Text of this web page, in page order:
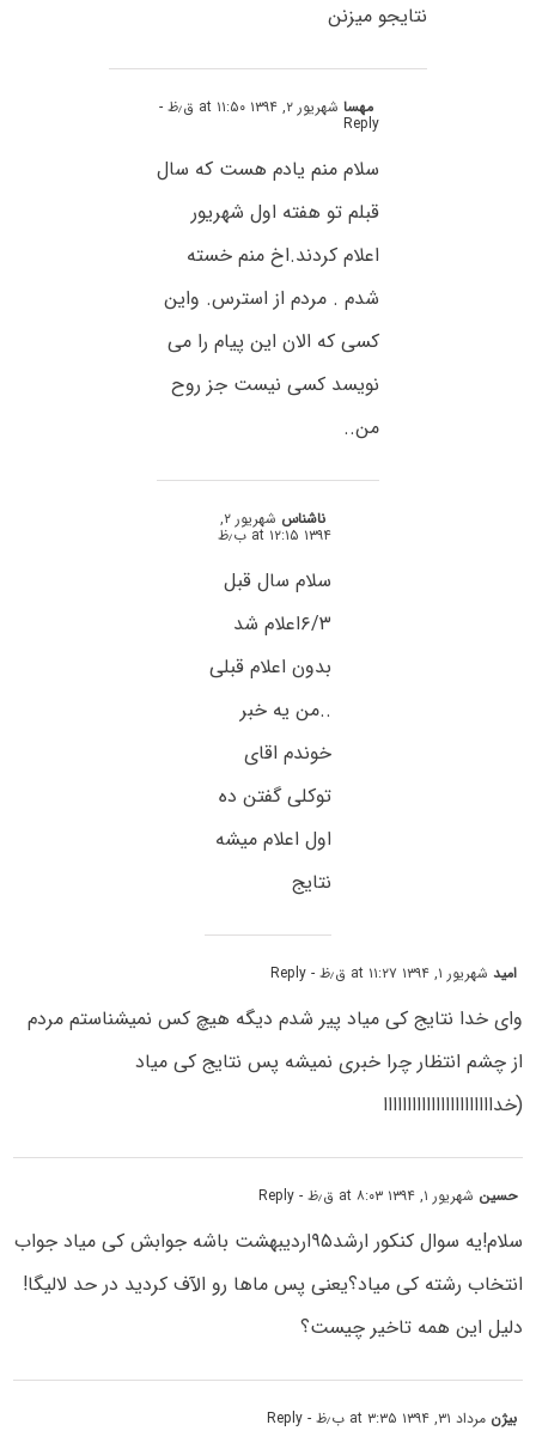
نتایجو میزنن
مهساشهریور ۲, ۱۳۹۴ at ۱۱:۵۰ ق٫ظ -
Reply
سلام منم یادم هست که سال
قبلم تو هفته اول شهریور
اعلام کردند.اخ منم خسته
شدم . مردم از استرس. واین
کسی که الان این پیام را می
نویسد کسی نیست جز روح
من..
ناشناس شهریور ۲,
۱۳۹۴ at ۱۲:۱۵ ب٫ظ
سلام سال قبل
۶/۳اعلام شد
بدون اعلام قبلی
..من یه خبر
خوندم اقای
توکلی گفتن ده
اول اعلام میشه
نتایج
امیدشهریور ۱, ۱۳۹۴ at ۱۱:۲۷ ق٫ظ - Reply
وای خدا نتایج کی میاد پیر شدم دیگه هیچ کس نمیشناستم مردم
از چشم انتظار چرا خبری نمیشه پس نتایج کی میاد
(خدااااااااااااااااااااااا
حسین شهریور ۱, ۱۳۹۴ at ۸:۰۳ ق٫ظ - Reply
سلام!یه سوال کنکور ارشد۹۵اردیبهشت باشه جوابش کی میاد جواب
انتخاب رشته کی میاد؟یعنی پس ماها رو الآف کردید در حد لالیگا!
دلیل این همه تاخیر چیست؟
بیژن مرداد ۳۱, ۱۳۹۴ at ۳:۳۵ ب٫ظ - Reply